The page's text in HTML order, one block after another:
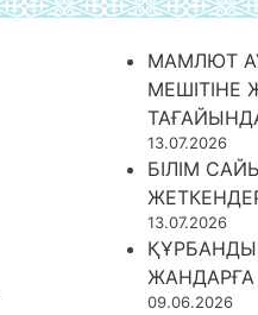
МАМЛЮТ
МЕШІТІНЕ
13.07.2026
БІЛІМ
13.07.2026
09.06.2026